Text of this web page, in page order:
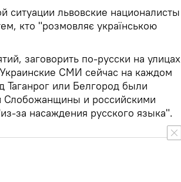
ситуации львовские националисты
кто "розмовляє українською
заговорить по-русски на улицах
СМИ сейчас на каждом
Таганрог или Белгород были
Слобожанщины и российскими
за насаждения русского языка".